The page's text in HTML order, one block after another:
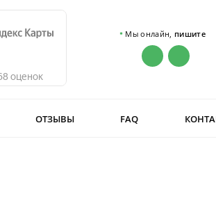
Мы онлайн,пишите
ОТЗЫВЫ FAQ